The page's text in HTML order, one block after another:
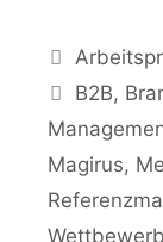
B2B,
Magirus,